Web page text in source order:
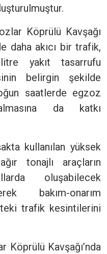
Köprülü Kavşağı
daha akıcı bir trafik,
yakıt tasarrufu
belirgin şekilde
saatlerde egzoz
da katkı
kullanılan yüksek
tonajlı araçların
oluşabilecek
bakım-onarım
trafik kesintilerini
Köprülü Kavşağı’nda